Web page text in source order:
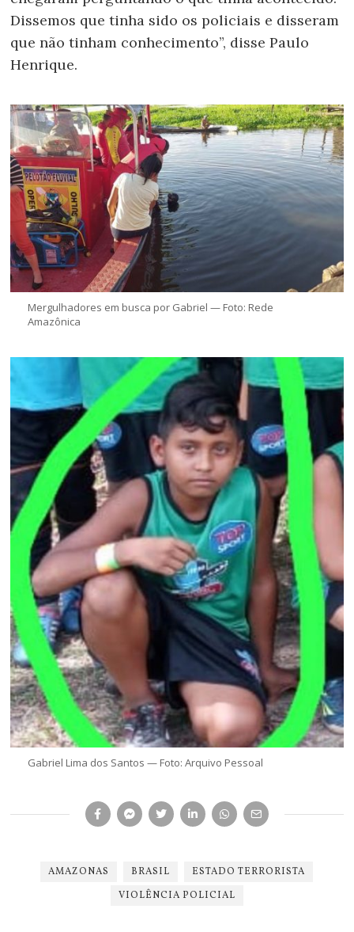
Dissemos que tinha sido os policiais e disseram
que não tinham conhecimento”, disse Paulo
Henrique.
Mergulhadores em busca por Gabriel — Foto: Rede
Amazônica
Gabriel Lima dos Santos — Foto: Arquivo Pessoal
AMAZONAS BRASIL
ESTADO TERRORISTA
VIOLÊNCIA POLICIAL